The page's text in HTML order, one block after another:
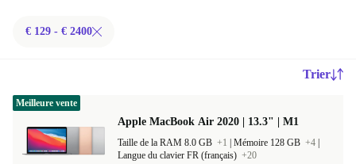
€ 129 - € 2400
Trier
Apple MacBook Air 2020 | 13.3" | M1
Taille de la RAM 8.0 GB +1 Mémoire 128 GB +4
Langue du clavier FR (français) +20
Meilleure vente